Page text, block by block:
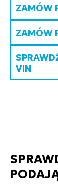
ZAMÓW
ZAMÓW
VIN